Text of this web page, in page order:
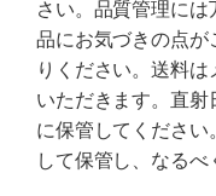
さい。品質管理に
品にお気づきの点
りください。送料
いただきます。直
に保管してくださ
して保管し、なるべ